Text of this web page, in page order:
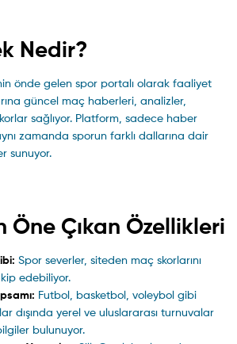
Nedir?
önde gelen spor portalı olarak faaliyet
güncel maç haberleri, analizler,
sağlıyor. Platform, sadece haber
zamanda sporun farklı dallarına dair
sunuyor.
Öne Çıkan Özellikleri
Spor severler, siteden maç skorlarını
edebiliyor.
Futbol, basketbol, voleybol gibi
dışında yerel ve uluslararası turnuvalar
bulunuyor.